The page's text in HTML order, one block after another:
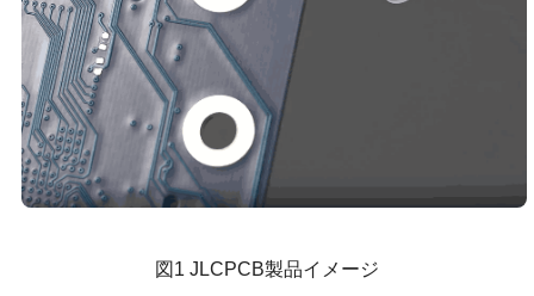
図1 JLCPCB製品イメージ